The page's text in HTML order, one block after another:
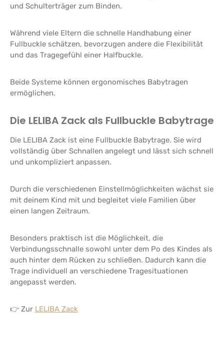
und Schulterträger zum Binden.
Während viele Eltern die schnelle Handhabung einer
Fullbuckle schätzen, bevorzugen andere die Flexibilität
und das Tragegefühl einer Halfbuckle.
Beide Systeme können ergonomisches Babytragen
ermöglichen.
Die LELIBA Zack als Fullbuckle Babytrage
Die LELIBA Zack ist eine Fullbuckle Babytrage. Sie wird
vollständig über Schnallen angelegt und lässt sich schnell
und unkompliziert anpassen.
Durch die verschiedenen Einstellmöglichkeiten wächst sie
mit deinem Kind mit und begleitet viele Familien über
einen langen Zeitraum.
Besonders praktisch ist die Möglichkeit, die
Verbindungsschnalle sowohl unter dem Po des Kindes als
auch hinter dem Rücken zu schließen. Dadurch kann die
Trage individuell an verschiedene Tragesituationen
angepasst werden.
👉 Zur LELIBA Zack